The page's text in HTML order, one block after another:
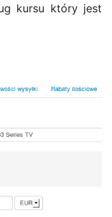
kursu który jest